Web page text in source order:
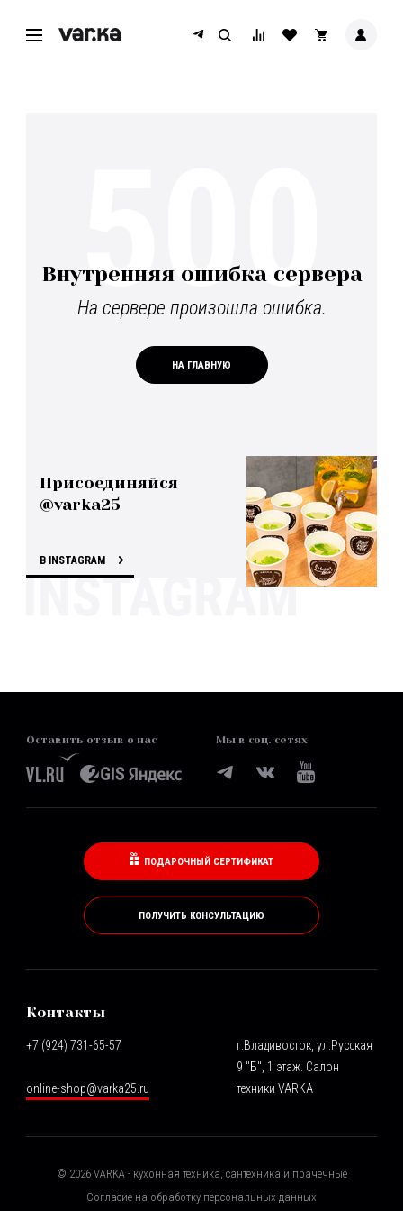
Внутренняя ошибка сервера
На сервере произошла ошибка.
НА ГЛАВНУЮ
500
Присоединяйся
@varka25
В INSTAGRAM
Оставить отзыв о нас Мы в соц. сетях
ПОДАРОЧНЫЙ СЕРТИФИКАТ
ПОЛУЧИТЬ КОНСУЛЬТАЦИЮ
Контакты
+7 (924) 731-65-57
online-shop@varka25.ru
г.Владивосток, ул.Русская
9 "Б", 1 этаж. Салон
техники VARKA
© 2026VARKA - кухонная техника, сантехника и прачечные
Согласие на обработку персональных данных